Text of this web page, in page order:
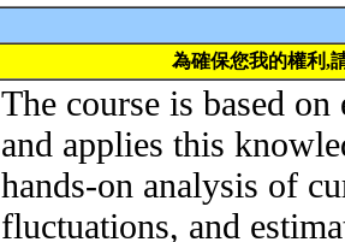
為確保您我的權利,
The course is based
and applies this
hands-on analysis of
fluctuations, and